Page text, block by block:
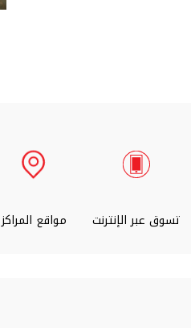
تسوق عبر الإنترنت مواقع المراكز